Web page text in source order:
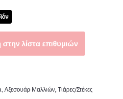
λίστα επιθυμιών
, Αξεσουάρ Μαλλιών, Τιάρες/Στέκες